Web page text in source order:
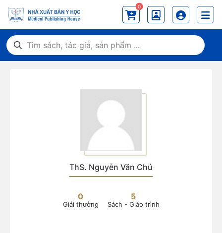
0
ThS. Nguyễn Văn Chủ
0
Giải thưởng
5
Sách - Giáo trình